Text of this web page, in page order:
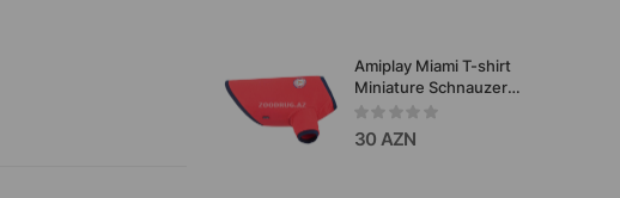
Amiplay Miami T-shirt
Miniature Schnauzer
futbolkası. Rəng: Qırmızı.
Ölçülər: Size 40 sm. g 40
sm. b 40 sm. d 58 sm.
30 AZN